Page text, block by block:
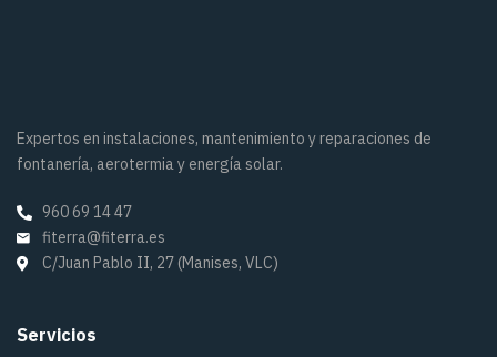
Expertos en instalaciones, mantenimiento y reparaciones de
fontanería, aerotermia y energía solar.
960 69 14 47
fiterra@fiterra.es
C/Juan Pablo II, 27 (Manises, VLC)
Servicios